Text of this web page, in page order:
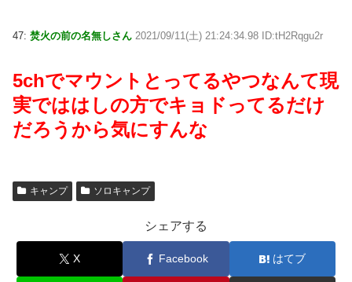
47: 焚火の前の名無しさん 2021/09/11(土) 21:24:34.98 ID:tH2Rqgu2r
5chでマウントとってるやつなんて現
実でははしの方でキョドってるだけ
だろうから気にすんな
キャンプ ソロキャンプ
シェアする
X Facebook はてブ